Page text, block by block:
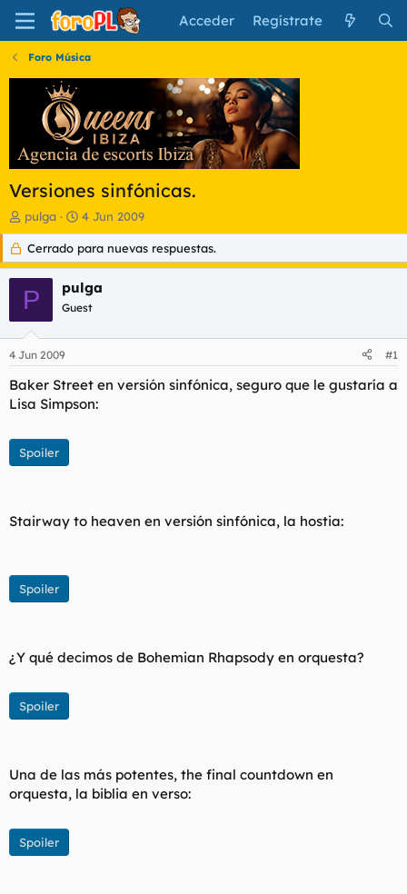
Acceder Regístrate
Foro Música
Versiones sinfónicas.
I
n
c
i
a
d
o
d
e
t
m
a
pulga
F
e
c
h
a
d
e
i
i
o
4 Jun 2009
Cerrado para nuevas respuestas.
P pulga
Guest
4 Jun 2009 #1
Baker Street en versión sinfónica, seguro que le gustaría a
Lisa Simpson:
Spoiler
Stairway to heaven en versión sinfónica, la hostia:
Spoiler
¿Y qué decimos de Bohemian Rhapsody en orquesta?
Spoiler
Una de las más potentes, the final countdown en
orquesta, la biblia en verso:
Spoiler